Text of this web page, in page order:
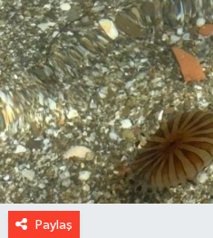
Paylaş